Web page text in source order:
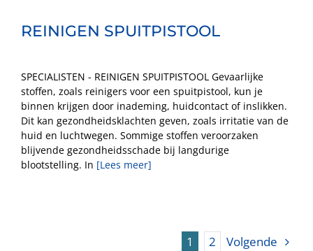
REINIGEN SPUITPISTOOL
SPECIALISTEN - REINIGEN SPUITPISTOOL Gevaarlijke
stoffen, zoals reinigers voor een spuitpistool, kun je
binnen krijgen door inademing, huidcontact of inslikken.
Dit kan gezondheidsklachten geven, zoals irritatie van de
huid en luchtwegen. Sommige stoffen veroorzaken
blijvende gezondheidsschade bij langdurige
blootstelling. In [Lees meer]
1 2 Volgende